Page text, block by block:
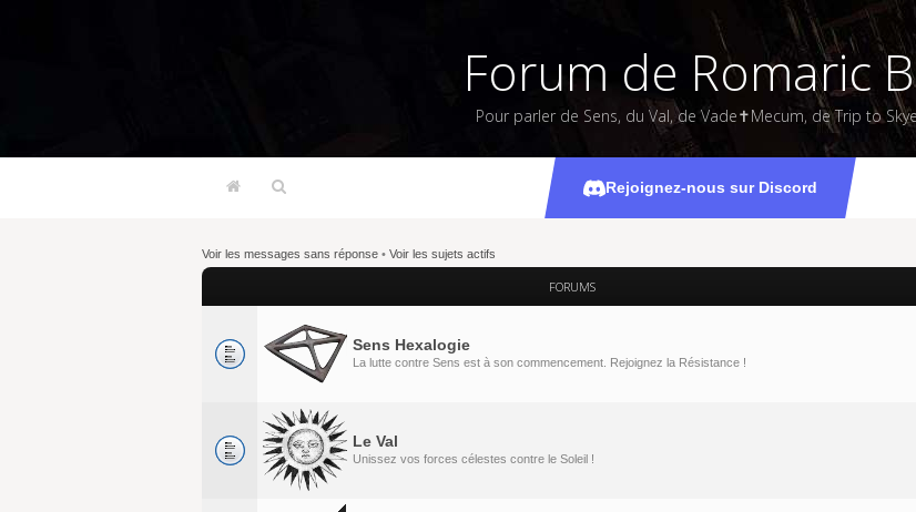
Forum de Romaric
Pour parler de Sens, du Val, de Vade✝Mecum, de Trip to
Rejoignez-nous sur Discord
Voir les messages sans réponse • Voir les sujets actifs
FORUMS
Sens Hexalogie
La lutte contre Sens est à son commencement. Rejoignez la Résistance !
Le Val
Unissez vos forces célestes contre le Soleil !